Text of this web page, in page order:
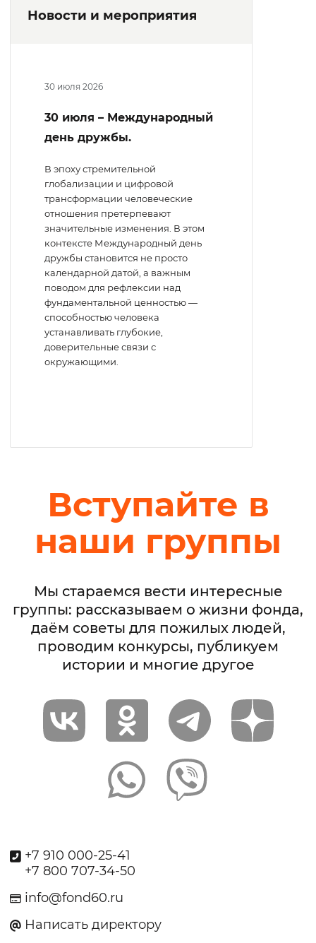
Новости и мероприятия
30 июля 2026
30 июля – Международный
день дружбы.
В эпоху стремительной
глобализации и цифровой
трансформации человеческие
отношения претерпевают
значительные изменения. В этом
контексте Международный день
дружбы становится не просто
календарной датой, а важным
поводом для рефлексии над
фундаментальной ценностью —
способностью человека
устанавливать глубокие,
доверительные связи с
окружающими.
Вступайте в
наши группы
Мы стараемся вести интересные
группы: рассказываем о жизни фонда,
даём советы для пожилых людей,
проводим конкурсы, публикуем
истории и многие другое
+7 910 000-25-41
+7 800 707-34-50
info@fond60.ru
Написать директору